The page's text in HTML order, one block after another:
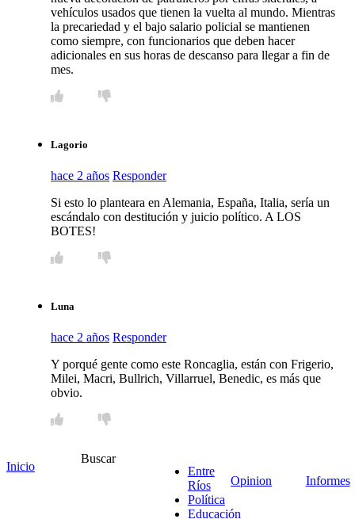
vehículos usados que tienen la vuelta al mundo. Mientras
la precariedad y el bajo salario policial se mantienen
como siempre, con funcionarios que deben hacer
adicionales en sus horas de descanso para llegar a fin de
mes.
Lagorio
hace 2 años Responder
Si esto lo planteara en Alemania, España, Italia, sería un
escándalo con destitución y juicio político. A LOS
BOTES!
Luna
hace 2 años Responder
Y porqué gente como este Roncaglia, están con Frigerio,
Milei, Macri, Bullrich, Villarruel, Benedic, es más que
obvio.
Deja tu comentario
Inicio
Buscar
Entre
Ríos
Política
Educación
Opinion Informes